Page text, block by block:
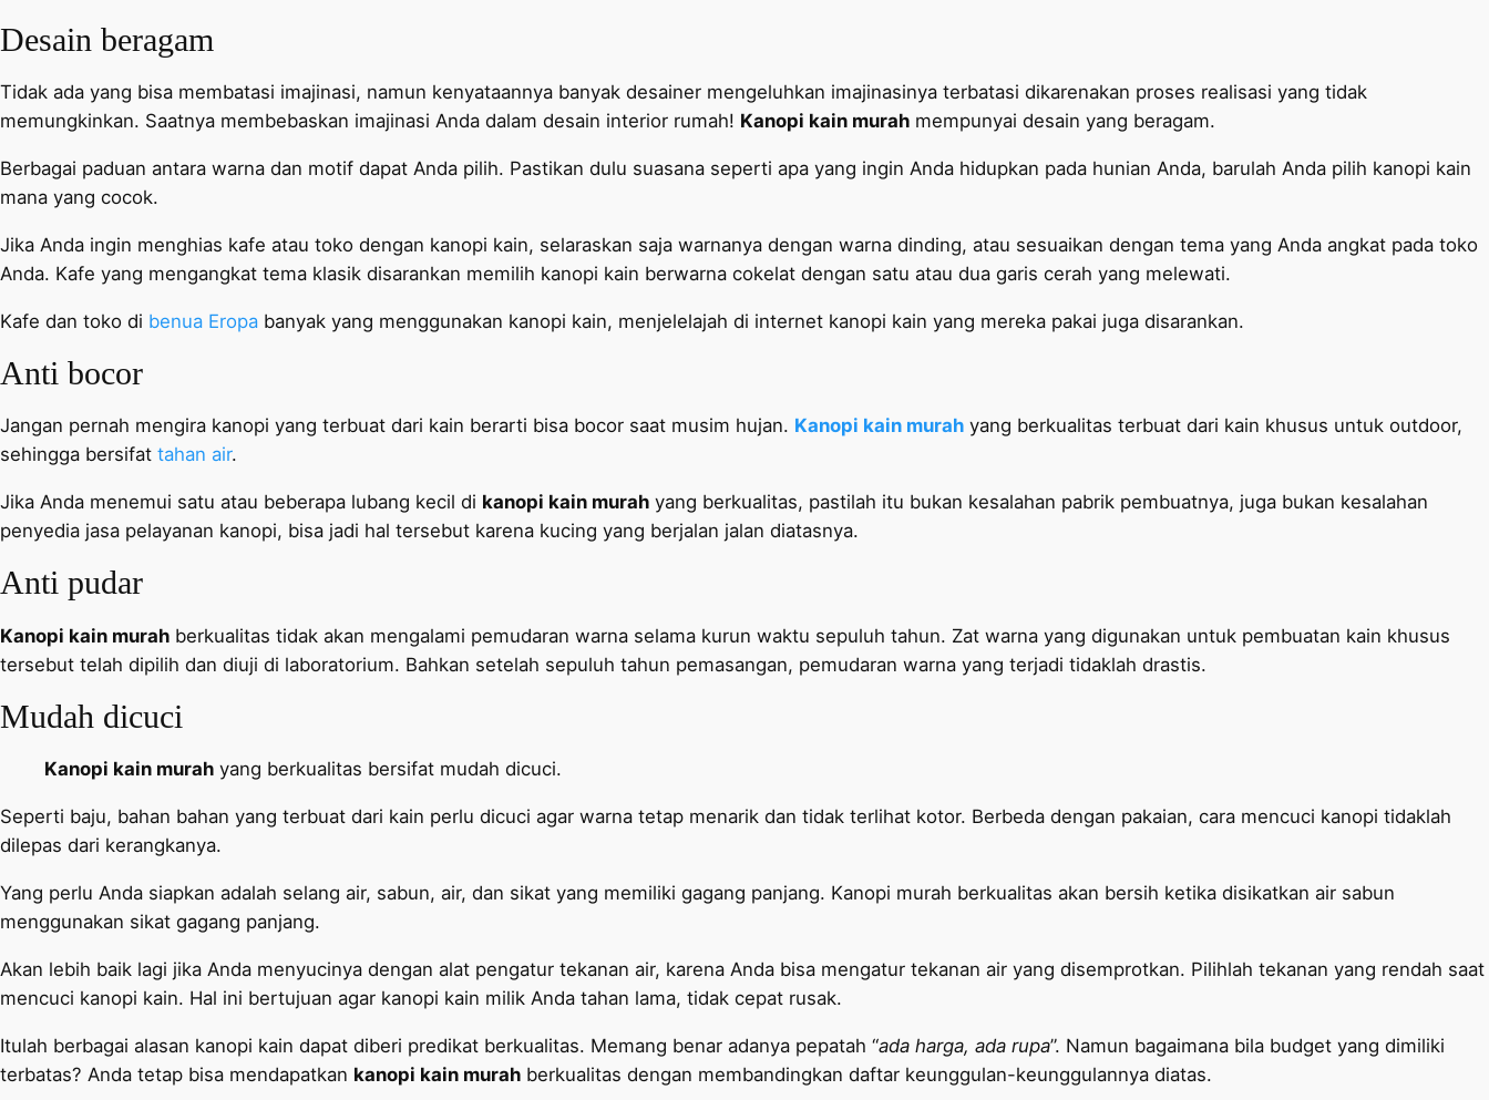
Desain beragam
Tidak ada yang bisa membatasi imajinasi, namun kenyataannya banyak desainer mengeluhkan imajinasinya terbatasi dikarenakan proses realisasi yang tidak
memungkinkan. Saatnya membebaskan imajinasi Anda dalam desain interior rumah! Kanopi kain murah mempunyai desain yang beragam.
Berbagai paduan antara warna dan motif dapat Anda pilih. Pastikan dulu suasana seperti apa yang ingin Anda hidupkan pada hunian Anda, barulah Anda pilih kanopi kain
mana yang cocok.
Jika Anda ingin menghias kafe atau toko dengan kanopi kain, selaraskan saja warnanya dengan warna dinding, atau sesuaikan dengan tema yang Anda angkat pada toko
Anda. Kafe yang mengangkat tema klasik disarankan memilih kanopi kain berwarna cokelat dengan satu atau dua garis cerah yang melewati.
Kafe dan toko di benua Eropa banyak yang menggunakan kanopi kain, menjelelajah di internet kanopi kain yang mereka pakai juga disarankan.
Anti bocor
Jangan pernah mengira kanopi yang terbuat dari kain berarti bisa bocor saat musim hujan. Kanopi kain murah yang berkualitas terbuat dari kain khusus untuk outdoor,
sehingga bersifat tahan air.
Jika Anda menemui satu atau beberapa lubang kecil di kanopi kain murah yang berkualitas, pastilah itu bukan kesalahan pabrik pembuatnya, juga bukan kesalahan
penyedia jasa pelayanan kanopi, bisa jadi hal tersebut karena kucing yang berjalan jalan diatasnya.
Anti pudar
Kanopi kain murah berkualitas tidak akan mengalami pemudaran warna selama kurun waktu sepuluh tahun. Zat warna yang digunakan untuk pembuatan kain khusus
tersebut telah dipilih dan diuji di laboratorium. Bahkan setelah sepuluh tahun pemasangan, pemudaran warna yang terjadi tidaklah drastis.
Mudah dicuci
Kanopi kain murah yang berkualitas bersifat mudah dicuci.
Seperti baju, bahan bahan yang terbuat dari kain perlu dicuci agar warna tetap menarik dan tidak terlihat kotor. Berbeda dengan pakaian, cara mencuci kanopi tidaklah
dilepas dari kerangkanya.
Yang perlu Anda siapkan adalah selang air, sabun, air, dan sikat yang memiliki gagang panjang. Kanopi murah berkualitas akan bersih ketika disikatkan air sabun
menggunakan sikat gagang panjang.
Akan lebih baik lagi jika Anda menyucinya dengan alat pengatur tekanan air, karena Anda bisa mengatur tekanan air yang disemprotkan. Pilihlah tekanan yang rendah saat
mencuci kanopi kain. Hal ini bertujuan agar kanopi kain milik Anda tahan lama, tidak cepat rusak.
Itulah berbagai alasan kanopi kain dapat diberi predikat berkualitas. Memang benar adanya pepatah “ada harga, ada rupa”. Namun bagaimana bila budget yang dimiliki
terbatas? Anda tetap bisa mendapatkan kanopi kain murah berkualitas dengan membandingkan daftar keunggulan-keunggulannya diatas.